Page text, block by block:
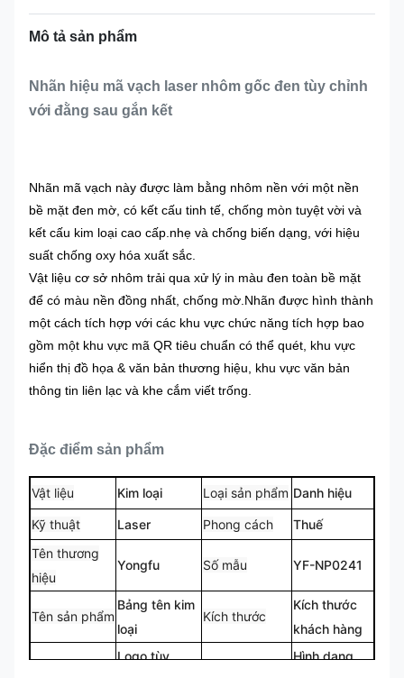
Mô tả sản phẩm
Nhãn hiệu mã vạch laser nhôm gốc đen tùy chỉnh
với đằng sau gắn kết
Nhãn mã vạch này được làm bằng nhôm nền với một nền
bề mặt đen mờ, có kết cấu tinh tế, chống mòn tuyệt vời và
kết cấu kim loại cao cấp.nhẹ và chống biến dạng, với hiệu
suất chống oxy hóa xuất sắc.
Vật liệu cơ sở nhôm trải qua xử lý in màu đen toàn bề mặt
để có màu nền đồng nhất, chống mờ.Nhãn được hình thành
một cách tích hợp với các khu vực chức năng tích hợp bao
gồm một khu vực mã QR tiêu chuẩn có thể quét, khu vực
hiển thị đồ họa & văn bản thương hiệu, khu vực văn bản
thông tin liên lạc và khe cắm viết trống.
Đặc điểm sản phẩm
Vật liệu Kim loại Loại sản phẩm Danh hiệu
Kỹ thuật Laser Phong cách
Thuế
Tên thương
hiệu
Yongfu Số mẫu YF-NP0241
Tên sản phẩm
Bảng tên kim
loại
Kích thước
Kích thước
khách hàng
Logo tùy
Hình dạng